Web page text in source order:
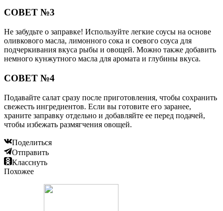
СОВЕТ №3
Не забудьте о заправке! Используйте легкие соусы на основе
оливкового масла, лимонного сока и соевого соуса для
подчеркивания вкуса рыбы и овощей. Можно также добавить
немного кунжутного масла для аромата и глубины вкуса.
СОВЕТ №4
Подавайте салат сразу после приготовления, чтобы сохранить
свежесть ингредиентов. Если вы готовите его заранее,
храните заправку отдельно и добавляйте ее перед подачей,
чтобы избежать размягчения овощей.
Поделиться
Отправить
Класснуть
Похожее